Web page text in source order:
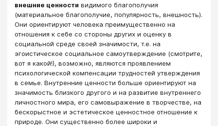
внешние ценности видимого благополучия
(материальное благополучие, популярность, внешность).
Они ориентируют человека преимущественно на
отношения к себе со стороны других и оценку в
социальной среде своей значимости, т.е. на
эгоистическое социальное самоутверждение (смотрите,
вот я какой!), возможно, являются проявлением
психологической компенсации трудностей утверждения
в семье. Внутренние ценности больше ориентируют на
значимость близкого другого и на развитие внутреннего
личностного мира, его самовыражение в творчестве, на
бескорыстное и эстетическое ценностное отношение к
природе. Они существенно более широки и